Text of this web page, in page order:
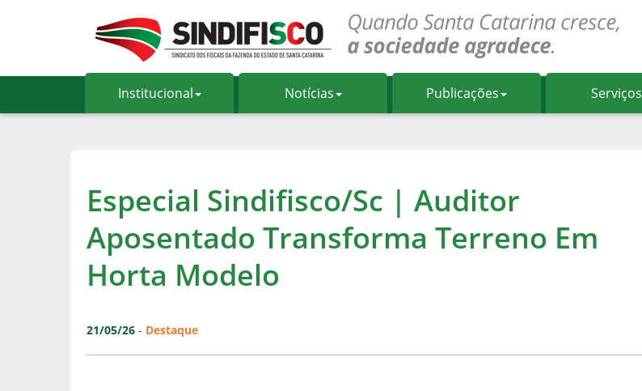
Institucional Notícias Publicações Serviços
Especial Sindifisco/Sc | Auditor
Aposentado Transforma Terreno Em
Horta Modelo
21/05/26 - Destaque